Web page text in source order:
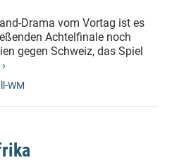
Drama vom Vortag ist es
Achtelfinale noch
gegen Schweiz, das Spiel
WM